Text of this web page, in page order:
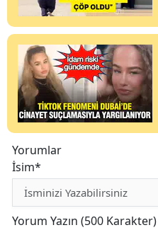
Yorumlar
İsim*
Yorum Yazın (500 Karakter)